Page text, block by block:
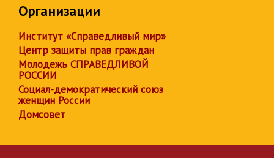
Организации
Институт «Справедливый мир»
Центр защиты прав граждан
Молодежь СПРАВЕДЛИВОЙ
РОССИИ
Социал-демократический союз
женщин России
Домсовет